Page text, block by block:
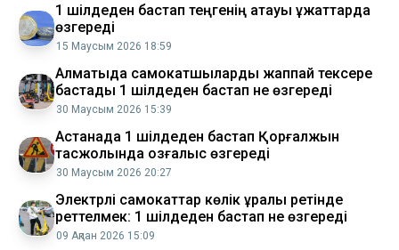
1 шілдеден бастап теңгенің атауы құжаттарда
өзгереді
15 Маусым 2026 18:59
Алматыда самокатшыларды жаппай тексере
бастады 1 шілдеден бастап не өзгереді
30 Маусым 2026 15:39
Астанада 1 шілдеден бастап Қорғалжын
тасжолында қозғалыс өзгереді
30 Маусым 2026 20:27
Электрлі самокаттар көлік құралы ретінде
реттелмек: 1 шілдеден бастап не өзгереді
09 Ақпан 2026 15:09